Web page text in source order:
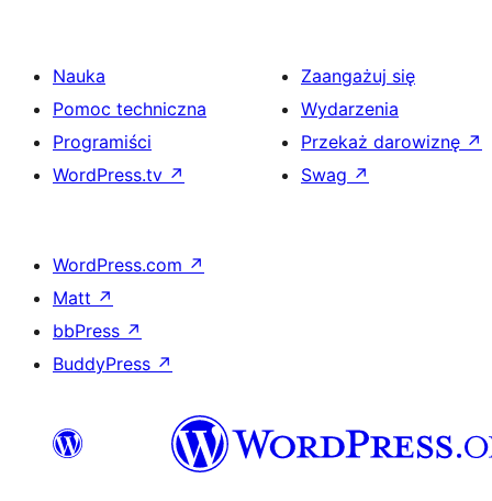
Nauka
Pomoc techniczna
Programiści
WordPress.tv ↗
Zaangażuj się
Wydarzenia
Przekaż darowiznę ↗
Swag ↗
WordPress.com ↗
Matt ↗
bbPress ↗
BuddyPress ↗